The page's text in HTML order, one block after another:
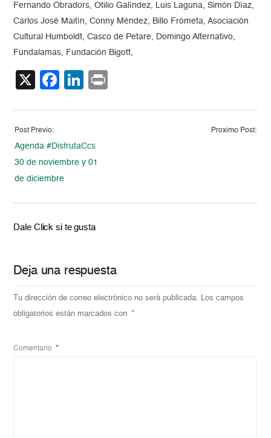
Fernando Obradors, Otilio Galíndez, Luis Laguna, Simón Díaz,
Carlos José Maitín, Conny Méndez, Billo Frómeta, Asociación
Cultural Humboldt, Casco de Petare, Domingo Alternativo,
Fundalamas, Fundación Bigott,
X Facebook
LinkedIn
Post Previo:
Agenda #DisfrutaCcs
30 de noviembre y 01
de diciembre
Proximo Post:
Dale Click si te gusta
Deja una respuesta
Tu dirección de correo electrónico no será publicada. Los campos
obligatorios están marcados con
*
Comentario *